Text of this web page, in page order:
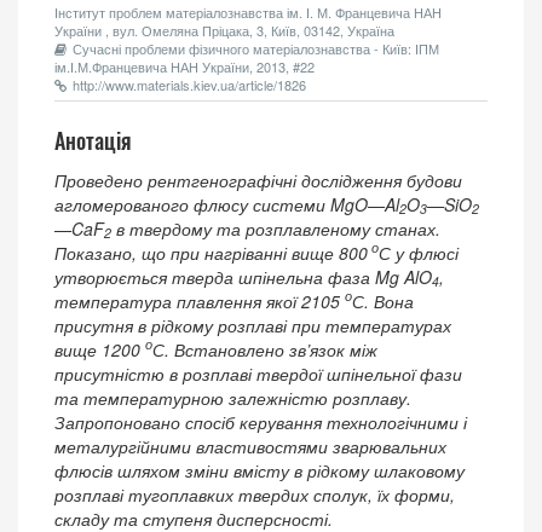
Інститут проблем матеріалознавства ім. І. М. Францевича НАН
України , вул. Омеляна Пріцака, 3, Київ, 03142, Україна
Сучасні проблеми фізичного матеріалознавства - Київ: ІПМ
ім.І.М.Францевича НАН України, 2013, #22
http://www.materials.kiev.ua/article/1826
Анотація
Проведено рентгенографічні дослідження будови
агломерованого флюсу системи MgO—Al2O3—SiO2
—CaF2 в твердому та розплавленому станах.
Показано, що при нагріванні вище 800 оС у флюсі
утворюється тверда шпінельна фаза Mg AlO4,
температура плавлення якої 2105 оС. Вона
присутня в рідкому розплаві при температурах
вище 1200 оС. Встановлено зв’язок між
присутністю в розплаві твердої шпінельної фази
та температурною залежністю розплаву.
Запропоновано спосіб керування технологічними і
металургійними властивостями зварювальних
флюсів шляхом зміни вмісту в рідкому шлаковому
розплаві тугоплавких твердих сполук, їх форми,
складу та ступеня дисперсності.